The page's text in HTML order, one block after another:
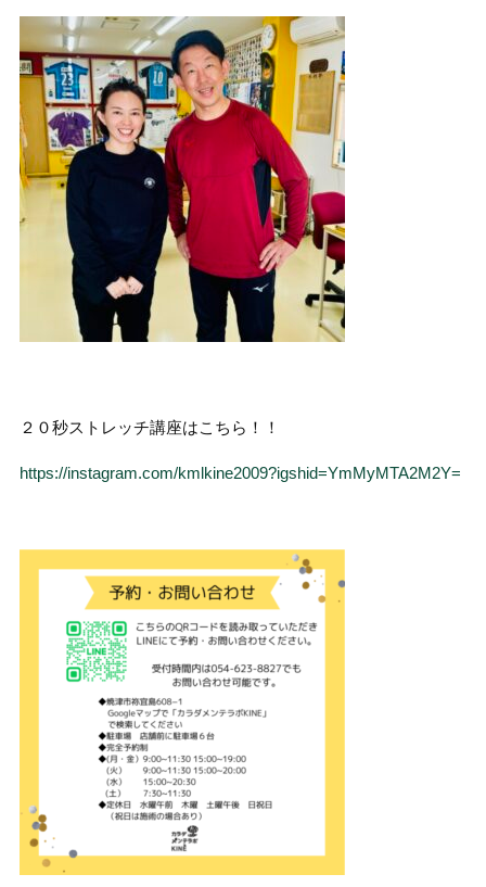
２０秒ストレッチ講座はこちら！！
https://instagram.com/kmlkine2009?igshid=YmMyMTA2M2Y=